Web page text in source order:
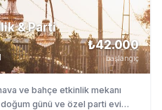
& Parti
₺42.000
başlangıç
ve bahçe etkinlik mekanı
günü ve özel parti evi